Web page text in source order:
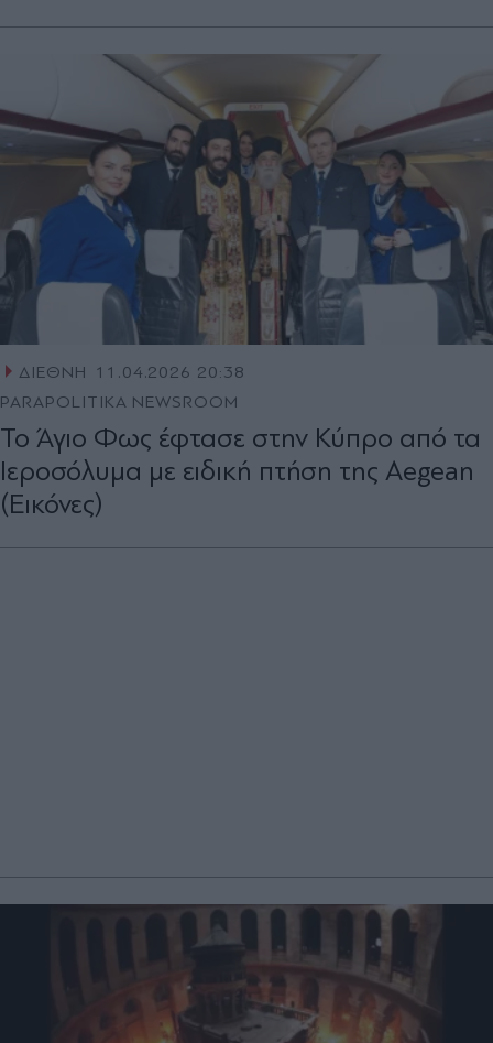
ΔΙΕΘΝΗ
11.04.2026 20:38
PARAPOLITIKA NEWSROOM
Το Άγιο Φως έφτασε στην Κύπρο από τα
Ιεροσόλυμα με ειδική πτήση της Aegean
(Εικόνες)